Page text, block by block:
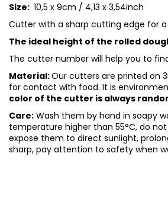
Size: 10,5 x 9cm / 4,13 x 3,54inch
Cutter with a sharp cutting edge for
The ideal height of the rolled
The cutter number will help you to
Material:Our cutters are printed on
for contact with food. It is
color of the cutter is always
Care: Wash them by hand in soapy
temperature higher than 55°C, do
expose them to direct sunlight,
sharp, pay attention to safety when